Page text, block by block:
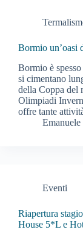
Bormio un’oasi
Bormio è
si cimentano
della Coppa del
Olimpiadi
offre tante
Eventi
Riapertura
House 5*L e